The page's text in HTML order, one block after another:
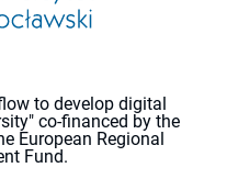
to develop digital
co-financed by the
European Regional
Fund.